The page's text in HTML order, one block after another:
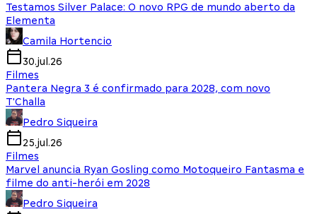
Testamos Silver Palace: O novo RPG de mundo aberto da
Elementa
Camila Hortencio
30.jul.26
Filmes
Pantera Negra 3 é confirmado para 2028, com novo
T'Challa
Pedro Siqueira
25.jul.26
Filmes
Marvel anuncia Ryan Gosling como Motoqueiro Fantasma e
filme do anti-herói em 2028
Pedro Siqueira